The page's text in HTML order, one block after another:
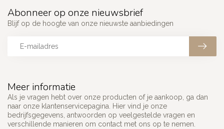
Meer informatie
Als je vragen hebt over onze producten of je aankoop, ga dan
naar onze klantenservicepagina. Hier vind je onze
bedrijfsgegevens, antwoorden op veelgestelde vragen en
verschillende manieren om contact met ons op te nemen.
Abonneer op onze nieuwsbrief
Blijf op de hoogte van onze nieuwste aanbiedingen